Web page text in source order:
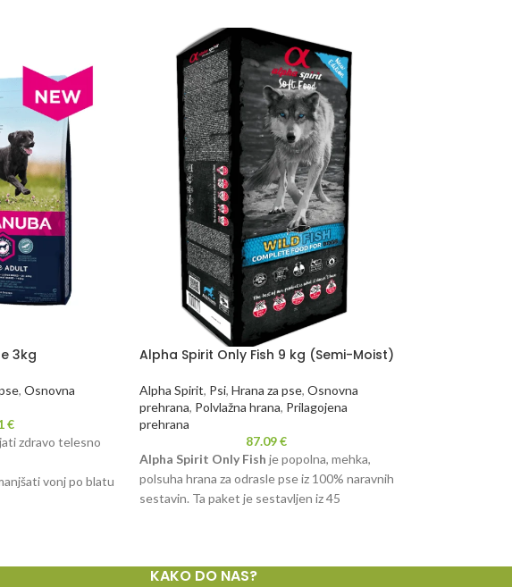
3kg
, Osnovna
€
zdravo telesno
vonj po blatu
v sodelovanju z
Alpha Spirit Only Fish 9 kg (Semi-Moist)
Alpha Spirit, Psi, Hrana za pse, Osnovna
prehrana, Polvlažna hrana, Prilagojena
prehrana
87.09€
Alpha Spirit Only Fish je popolna, mehka,
polsuha hrana za odrasle pse iz 100% naravnih
sestavin. Ta paket je sestavljen iz 45
pomagajo ohranjati zdrave lase in kožo.
KAKO DO NAS?